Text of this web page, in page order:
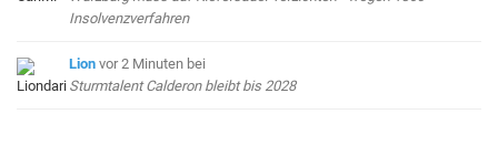
Insolvenzverfahren
Lion vor 2 Minuten bei
Sturmtalent Calderon bleibt bis 2028